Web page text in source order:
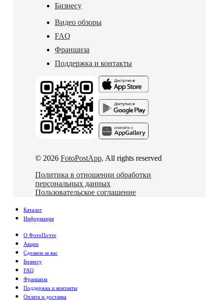
Бизнесу
Видео обзоры
FAQ
Франшиза
Поддержка и контакты
© 2026 FotoPostApp. All rights reserved
Политика в отношении обработки
персональных данных
Пользовательское соглашение
Каталог
Информация
О ФотоПочте
Акции
Сделаем за вас
Бизнесу
FAQ
Франшиза
Поддержка и контакты
Оплата и доставка